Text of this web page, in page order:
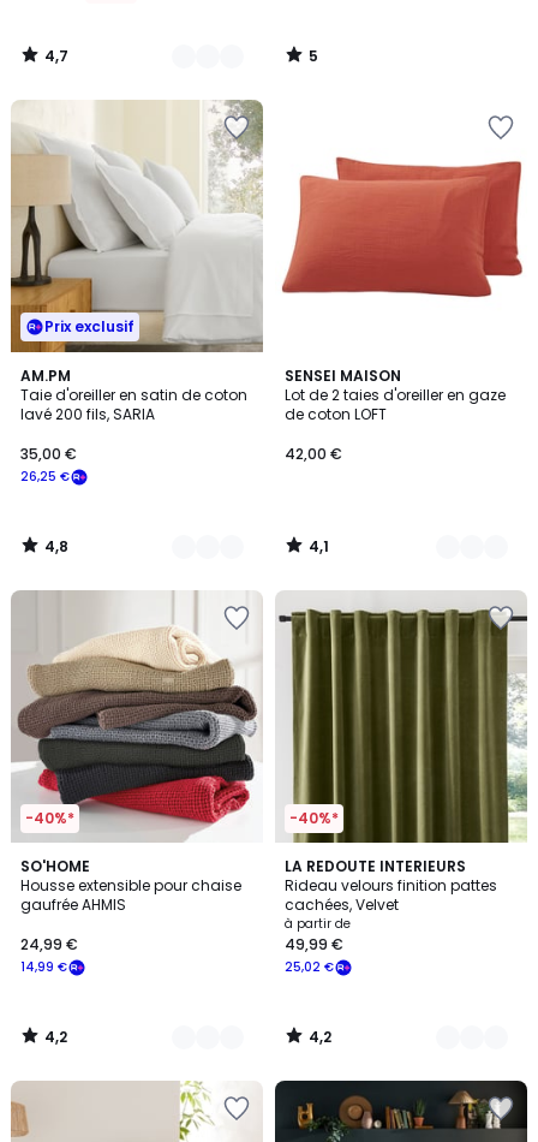
4,7
/
5
/
Prix exclusif
AM.PM
Taie d'oreiller en satin de coton
lavé 200 fils, SARIA
26,25 €
35,00 €
4,8
/ 5
9
Couleurs
4,8
/
SENSEI MAISON
Lot de 2 taies d'oreiller en gaze
de coton LOFT
42,00 €
4,1
/ 5
12
Couleurs
4,1
/
-40%*
SO'HOME
Housse extensible pour chaise
gaufrée AHMIS
14,99 €
24,99 €
4,2
/ 5
5
Couleurs
4,2
/
-40%*
LA REDOUTE INTERIEURS
Rideau velours finition pattes
cachées, Velvet
à partir de
25,02 €
49,99 €
4,2
/ 5
10
Couleurs
4,2
/